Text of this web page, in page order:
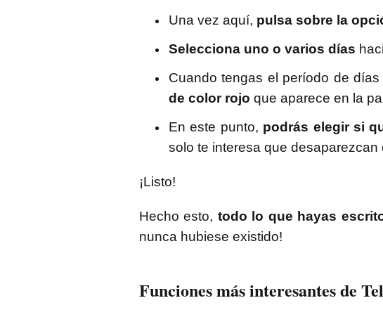
Una vez aquí, pulsa sobre la
Selecciona uno o varios días
Cuando tengas el período de días
de color rojo que aparece en la
En este punto, podrás elegir si
solo te interesa que desaparezcan
¡Listo!
Hecho esto, todo lo que hayas
nunca hubiese existido!
Funciones más interesantes de